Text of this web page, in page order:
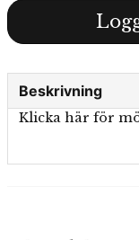
Beskrivning
Klicka här för